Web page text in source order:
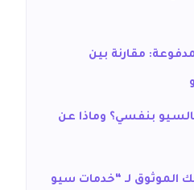
مقارنة بين
بنفسي؟ وماذا عن
الموثوق لـ “خدمات سيو